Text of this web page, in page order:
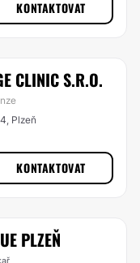
KONTAKTOVAT
CLINIC S.R.O.
Plzeň
KONTAKTOVAT
PLZEŇ